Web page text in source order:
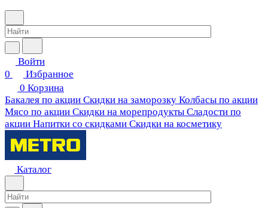
Войти
0
Избранное
0 Корзина
Бакалея по акции Скидки на заморозку Колбасы по акции
Мясо по акции Скидки на морепродукты Сладости по
акции Напитки со скидками Скидки на косметику
Каталог